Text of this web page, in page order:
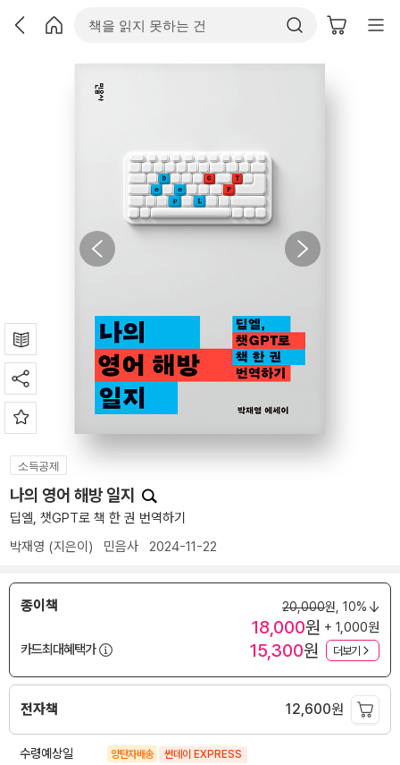
소득공제
나의 영어 해방 일지
딥엘, 챗GPT로 책 한 권 번역하기
박재영 (지은이) 민음사 2024-11-22
종이책 20,000원, 10%
18,000원 + 1,000원
카드최대혜택가
15,300원 더보기
전자책 12,600원
수령예상일 양탄자배송 썬데이 EXPRESS